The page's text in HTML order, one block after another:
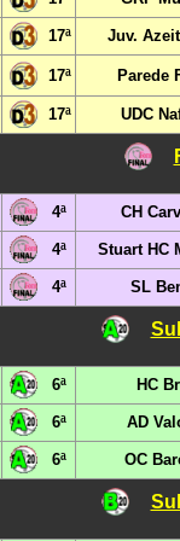
17ª Juv.
17ª Parede
17ª UDC
4ª CH
4ª Stuart HC
4ª SL
6ª HC
6ª AD
6ª OC